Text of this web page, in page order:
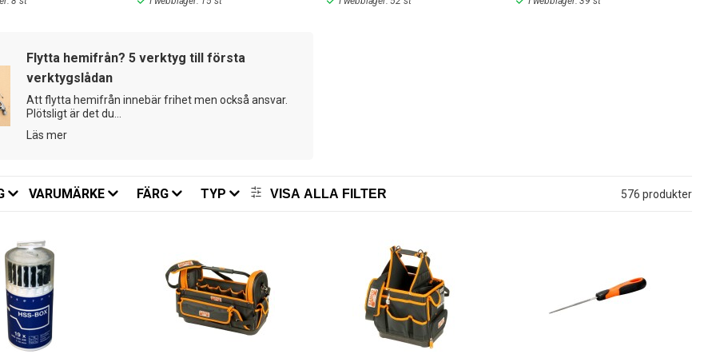
Flytta hemifrån? 5 verktyg till första
verktygslådan
Att flytta hemifrån innebär frihet men också ansvar.
Plötsligt är det du...
Läs mer
VARUMÄRKE FÄRG TYP VISA ALLA FILTER 576 produkter